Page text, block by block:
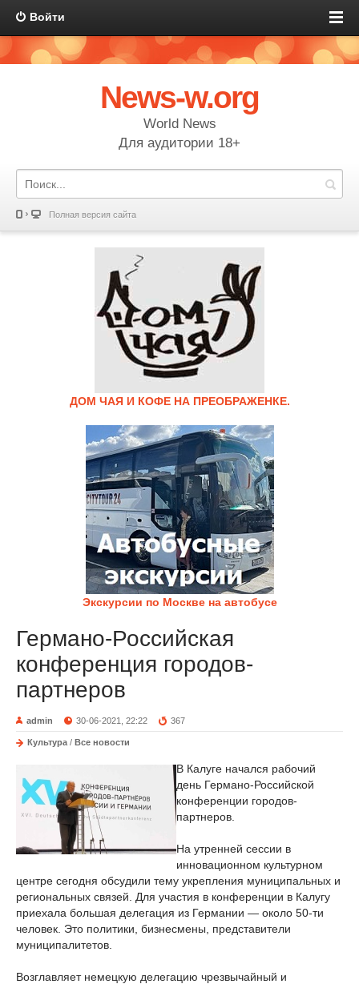
Войти
News-w.org
World News
Для аудитории 18+
Полная версия сайта
ДОМ ЧАЯ И КОФЕ НА ПРЕОБРАЖЕНКЕ.
Экскурсии по Москве на автобусе
Германо-Российская
конференция городов-
партнеров
admin 30-06-2021, 22:22 367
Культура / Все новости
В Калуге начался рабочий
день Германо-Российской
конференции городов-
партнеров.
На утренней сессии в
инновационном культурном
центре сегодня обсудили тему укрепления муниципальных и
региональных связей. Для участия в конференции в Калугу
приехала большая делегация из Германии — около 50-ти
человек. Это политики, бизнесмены, представители
муниципалитетов.
Возглавляет немецкую делегацию чрезвычайный и